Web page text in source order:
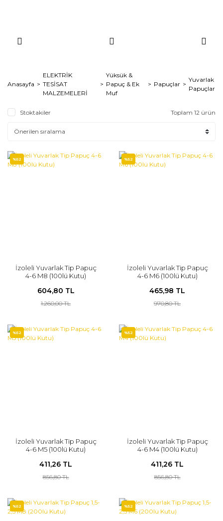
Anasayfa
ELEKTRİK
TESİSAT
MALZEMELERİ
Yüksük &
Papuç & Ek
Muf
Papuçlar
Yuvarlak
Papuçlar
Stoktakiler Toplam 12 ürün
%52
İzoleli Yuvarlak Tip Papuç
4-6 M8 (100lü Kutu)
604,80 TL
1.260,00 TL
%52
İzoleli Yuvarlak Tip Papuç
4-6 M6 (100lü Kutu)
465,98 TL
970,80 TL
%52
İzoleli Yuvarlak Tip Papuç
4-6 M5 (100lü Kutu)
411,26 TL
856,80 TL
%52
İzoleli Yuvarlak Tip Papuç
4-6 M4 (100lü Kutu)
411,26 TL
856,80 TL
%52 %52